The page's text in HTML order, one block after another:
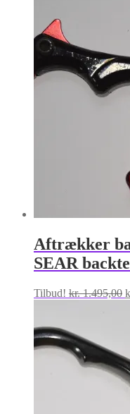
Aftrækker
SEAR
Tilbud! kr.1.495,00